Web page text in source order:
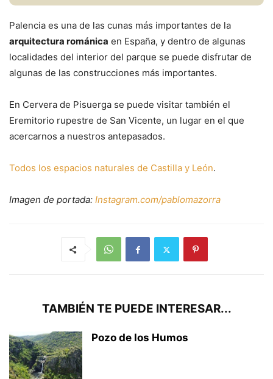
Palencia es una de las cunas más importantes de la
arquitectura románica en España, y dentro de algunas
localidades del interior del parque se puede disfrutar de
algunas de las construcciones más importantes.
En Cervera de Pisuerga se puede visitar también el
Eremitorio rupestre de San Vicente, un lugar en el que
acercarnos a nuestros antepasados.
Todos los espacios naturales de Castilla y León.
Imagen de portada: Instagram.com/pablomazorra
TAMBIÉN TE PUEDE INTERESAR...
Pozo de los Humos